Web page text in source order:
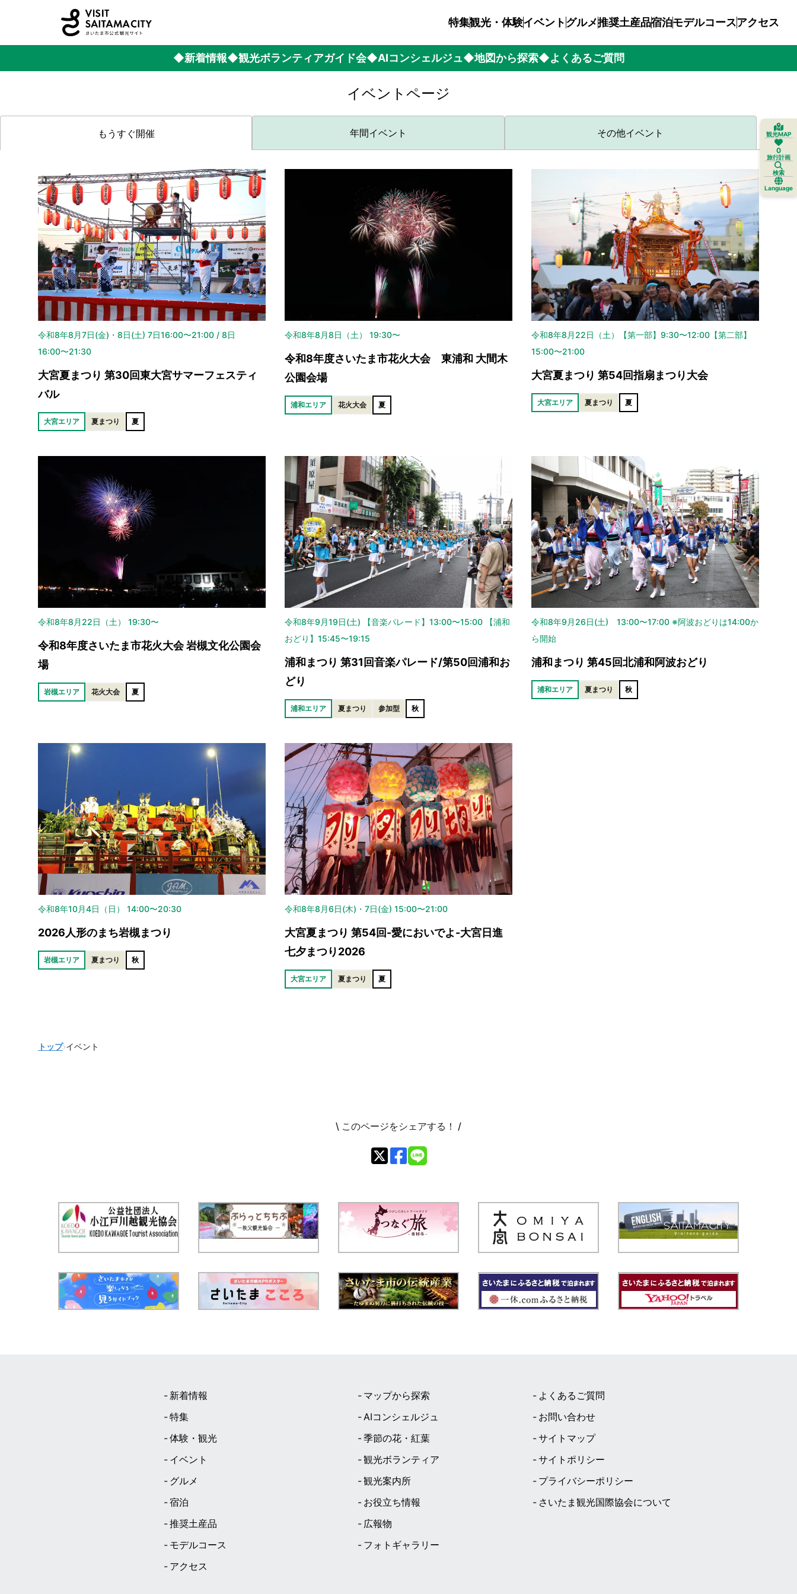
特集観光・体験イベントグルメ推奨土産品宿泊モデルコースアクセス
◆新着情報◆観光ボランティアガイド会◆AIコンシェルジュ◆地図から探索◆よくあるご質問
イベントページ
もうすぐ開催 年間イベント その他イベント
令和8年8月7日(金)・8日(土) 7日16:00〜21:00 / 8日
16:00〜21:30
大宮夏まつり 第30回東大宮サマーフェスティ
バル
大宮エリア 夏まつり 夏
令和8年8月8日（土） 19:30〜
令和8年度さいたま市花火大会 東浦和 大間木
公園会場
浦和エリア 花火大会 夏
令和8年8月22日（土）【第一部】9:30〜12:00【第二部】
15:00〜21:00
大宮夏まつり 第54回指扇まつり大会
大宮エリア 夏まつり 夏
令和8年8月22日（土） 19:30〜
令和8年度さいたま市花火大会 岩槻文化公園会
場
岩槻エリア 花火大会 夏
令和8年9月19日(土) 【音楽パレード】13:00〜15:00 【浦和
おどり】15:45〜19:15
浦和まつり 第31回音楽パレード/第50回浦和お
どり
浦和エリア 夏まつり 参加型 秋
令和8年9月26日(土) 13:00〜17:00 ※阿波おどりは14:00か
ら開始
浦和まつり 第45回北浦和阿波おどり
浦和エリア 夏まつり 秋
令和8年10月4日（日） 14:00〜20:30
2026人形のまち岩槻まつり
岩槻エリア 夏まつり 秋
令和8年8月6日(木)・7日(金) 15:00〜21:00
大宮夏まつり 第54回-愛においでよ-大宮日進
七夕まつり2026
大宮エリア 夏まつり 夏
トップ›イベント
観光MAP
0
旅行計画
検索
Language
\ このページをシェアする！ /
新着情報
特集
体験・観光
イベント
グルメ
宿泊
推奨土産品
モデルコース
アクセス
マップから探索
AIコンシェルジュ
季節の花・紅葉
観光ボランティア
観光案内所
お役立ち情報
広報物
フォトギャラリー
よくあるご質問
お問い合わせ
サイトマップ
サイトポリシー
プライバシーポリシー
さいたま観光国際協会について